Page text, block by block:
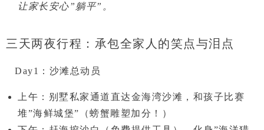
让家长安心”躺平”。
三天两夜行程：承包全家人的笑点与泪点
Day1：沙滩总动员
上午：别墅私家通道直达金海湾沙滩 ，和孩子比赛
堆”海鲜城堡”（螃蟹雕塑加分！）